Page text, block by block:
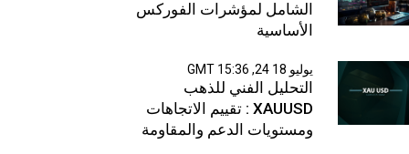
الشامل لمؤشرات الفوركس
الأساسية
يوليو 18 24, 15:36 GMT
التحليل الفني للذهب
XAUUSD : تقييم الاتجاهات
ومستويات الدعم والمقاومة